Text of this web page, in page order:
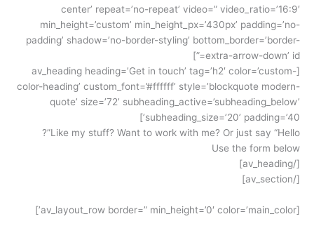
center’ repeat=’no-repeat’ video=” video_ratio=’16:9′
min_height=’custom’ min_height_px=’430px’ padding=’no-
padding’ shadow=’no-border-styling’ bottom_border=’border-
extra-arrow-down’ id=”]
[av_heading heading=’Get in touch’ tag=’h2′ color=’custom-
color-heading’ custom_font=’#ffffff’ style=’blockquote modern-
quote’ size=’72’ subheading_active=’subheading_below’
subheading_size=’20’ padding=’40’]
Like my stuff? Want to work with me? Or just say “Hello”?
Use the form below
[/av_heading]
[/av_section]
[av_layout_row border=” min_height=’0′ color=’main_color’]